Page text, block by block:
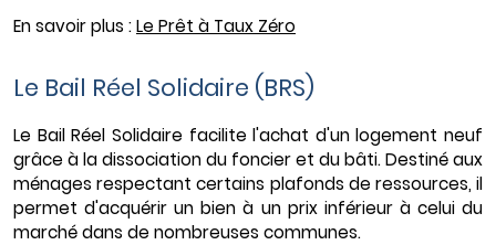
En savoir plus :Le Prêt à Taux Zéro
Le Bail Réel Solidaire (BRS)
Le Bail Réel Solidaire facilite l'achat d'un logement neuf
grâce à la dissociation du foncier et du bâti. Destiné aux
ménages respectant certains plafonds de ressources, il
permet d'acquérir un bien à un prix inférieur à celui du
marché dans de nombreuses communes.